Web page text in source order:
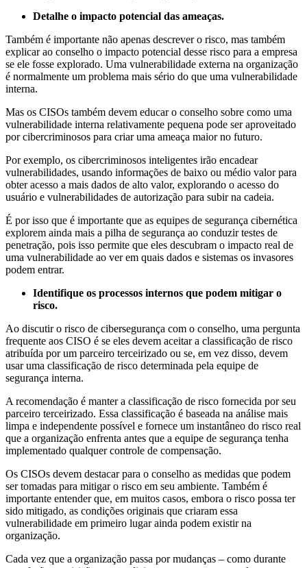
Detalhe o impacto potencial das ameaças.
Também é importante não apenas descrever o risco, mas também
explicar ao conselho o impacto potencial desse risco para a empresa
se ele fosse explorado. Uma vulnerabilidade externa na organização
é normalmente um problema mais sério do que uma vulnerabilidade
interna.
Mas os CISOs também devem educar o conselho sobre como uma
vulnerabilidade interna relativamente pequena pode ser aproveitado
por cibercriminosos para criar uma ameaça maior no futuro.
Por exemplo, os cibercriminosos inteligentes irão encadear
vulnerabilidades, usando informações de baixo ou médio valor para
obter acesso a mais dados de alto valor, explorando o acesso do
usuário e vulnerabilidades de autorização para subir na cadeia.
É por isso que é importante que as equipes de segurança cibernética
explorem ainda mais a pilha de segurança ao conduzir testes de
penetração, pois isso permite que eles descubram o impacto real de
uma vulnerabilidade ao ver em quais dados e sistemas os invasores
podem entrar.
Identifique os processos internos que podem mitigar o
risco.
Ao discutir o risco de cibersegurança com o conselho, uma pergunta
frequente aos CISO é se eles devem aceitar a classificação de risco
atribuída por um parceiro terceirizado ou se, em vez disso, devem
usar uma classificação de risco determinada pela equipe de
segurança interna.
A recomendação é manter a classificação de risco fornecida por seu
parceiro terceirizado. Essa classificação é baseada na análise mais
limpa e independente possível e fornece um instantâneo do risco real
que a organização enfrenta antes que a equipe de segurança tenha
implementado qualquer controle de compensação.
Os CISOs devem destacar para o conselho as medidas que podem
ser tomadas para mitigar o risco em seu ambiente. Também é
importante entender que, em muitos casos, embora o risco possa ter
sido mitigado, as condições originais que criaram essa
vulnerabilidade em primeiro lugar ainda podem existir na
organização.
Cada vez que a organização passa por mudanças – como durante